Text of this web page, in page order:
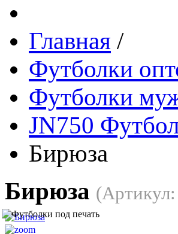
Главная /
Футболки
Футболки
JN750
Бирюза
Бирюза (Артикул: